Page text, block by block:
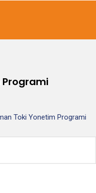
Toki Yonetim Programi